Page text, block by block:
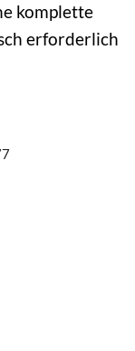
komplette
erforderlich